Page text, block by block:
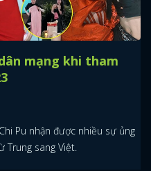
mạng khi tham
Pu nhận được nhiều sự ủng
Trung sang Việt.